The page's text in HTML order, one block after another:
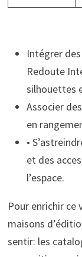
Intégrer
Redoute
silhouettes
Associer
en
•
et des
l’espace.
Pour enrichir ce
maisons
sentir: les